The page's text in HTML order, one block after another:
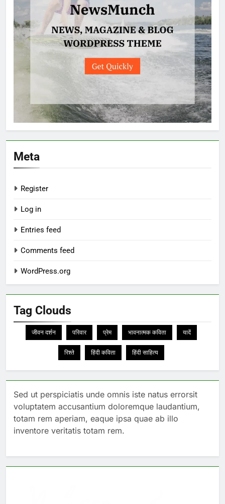
Meta
Register
Log in
Entries feed
Comments feed
WordPress.org
Tag Clouds
जीवन दर्शन परिवार प्रेम भावनात्मक कविता यादें
रिश्ते हिंदी कविता हिंदी साहित्य
Sed ut perspiciatis unde omnis iste natus errorsit
voluptatem accusantium doloremque laudantium,
totam rem aperiam, eaque ipsa quae ab illo
inventore veritatis totam rem.